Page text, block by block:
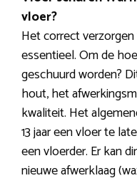
vloer?
Het correct
essentieel. Om de
geschuurd worden?
hout, het
kwaliteit. Het
13 jaar een vloer te
een vloerder. Er kan
nieuwe afwerklaag